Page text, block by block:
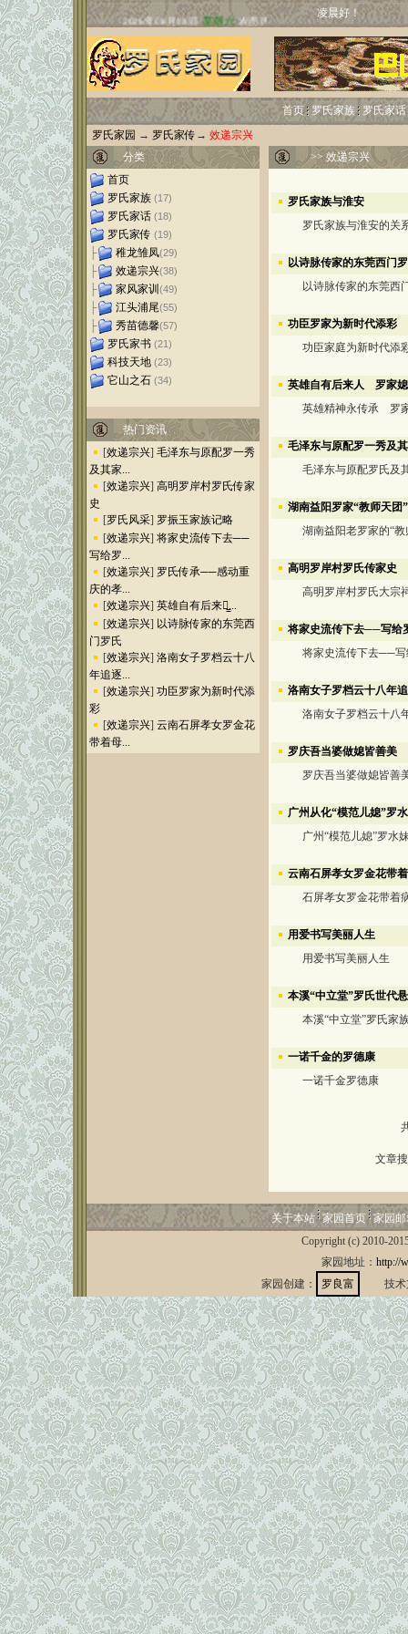
凌晨好！
首页 罗氏家族
罗氏家话
罗氏家园 → 罗氏家传 → 效递宗兴
分类
首页
罗氏家族 (17)
罗氏家话 (18)
罗氏家传 (19)
├ 稚龙雏凤(29)
├ 效递宗兴(38)
├ 家风家训 (49)
├ 江头浦尾(55)
├ 秀苗德馨(57)
罗氏家书 (21)
科技天地 (23)
它山之石 (34)
热门资讯
[效递宗兴] 毛泽东与原配罗一秀
及其家...
[效递宗兴] 高明罗岸村罗氏传家
史
[罗氏风采] 罗振玉家族记略
[效递宗兴] 将家史流传下去──
写给罗...
[效递宗兴] 罗氏传承──感动重
庆的孝...
[效递宗兴] 英雄自有后来人̳...
[效递宗兴] 以诗脉传家的东莞西
门罗氏
[效递宗兴] 洛南女子罗档云十八
年追逐...
[效递宗兴] 功臣罗家为新时代添
彩
[效递宗兴] 云南石屏孝女罗金花
带着母...
>>效递宗兴
罗氏家族与淮安
罗氏家族与淮安的关
以诗脉传家的东莞西门
以诗脉传家的东莞西
功臣罗家为新时代添彩
功臣家庭为新时代添
英雄自有后来人 罗家
英雄精神永传承 罗家
毛泽东与原配罗一秀及
毛泽东与原配罗氏及
湖南益阳罗家“教师天团”
湖南益阳老罗家的“教
高明罗岸村罗氏传家史
高明罗岸村罗氏大宗
将家史流传下去──写给
将家史流传下去──写
洛南女子罗档云十八年
洛南女子罗档云十八
罗庆吾当婆做媳皆善美
罗庆吾当婆做媳皆善
广州从化“模范儿媳”罗
广州“模范儿媳”罗水
云南石屏孝女罗金花带
石屏孝女罗金花带着
用爱书写美丽人生
用爱书写美丽人生
本溪“中立堂”罗氏世代
本溪“中立堂”罗氏家
一诺千金的罗德康
一诺千金罗德康
文章
关于本站 家园首页 家园
Copyright (c) 2010-
家园地址： http://
家园创建：
罗良富 技术